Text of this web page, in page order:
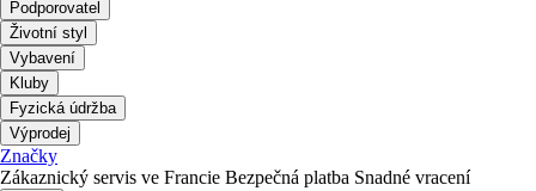
Podporovatel
Životní styl
Vybavení
Kluby
Fyzická údržba
Výprodej
Značky
Zákaznický servis ve Francie Bezpečná platba Snadné vracení